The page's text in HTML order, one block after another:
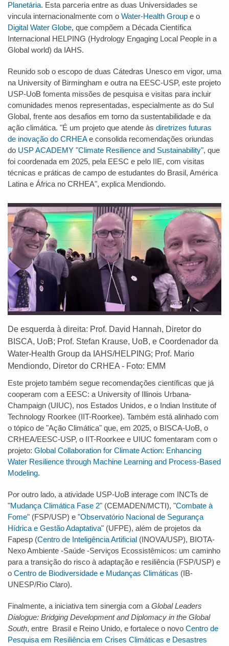
Planetária. Esta parceria entre as duas Universidades se
vincula internacionalmente com o Water-Health Group e o
Digital Water Globe, que compõem a Década Científica
Internacional HELPING (Hydrology Engaging Local People in a
Global world) da IAHS.
Reunido sob o escopo de duas Cátedras Unesco em vigor, uma
na University of Birmingham e outra na EESC-USP, este projeto
USP-UoB fomenta missões de pesquisa e visitas para incluir
comunidades menos representadas, especialmente as do Sul
Global, frente aos desafios em torno da sustentabilidade e da
ação climática. "É um projeto que atende às diretrizes futuras
de inovação do CRHEAe consolida recomendações oriundas
do USP ACADEMY "Climate Resilience and Sustainability", que
foi coordenada em 2025, pela EESC e pelo IIE, com visitas
técnicas e práticas de campo de estudantes do Brasil, América
Latina e África no CRHEA", explica Mendiondo.
De esquerda à direita: Prof. David Hannah, Diretor do
BISCA, UoB; Prof. Stefan Krause, UoB, e Coordenador da
Water-Health Group da IAHS/HELPING; Prof. Mario
Mendiondo, Diretor do CRHEA - Foto: EMM
Este projeto também segue recomendações científicas que já
cooperam com a EESC: a University of Illinois Urbana-
Champaign (UIUC), nos Estados Unidos, e o Indian Institute of
Technology Roorkee (IIT-Roorkee). Também está alinhado com
o tópico de "Ação Climática" que, em 2025, o BISCA-UoB, o
CRHEA/EESC-USP, o IIT-Roorkee e UIUC fomentaram com o
projeto: Global Collaboration for Climate Action: Enhancing
Water Resilience through Machine Learning and Process-Based
Modeling.
Por outro lado, a atividade USP-UoB interage com INCTs de
"Mudança Climática Fase 2" (CEMADEN/MCTI), "Combate à
Fome" (FSP/USP) e "Observatório Nacional de Segurança
Hídrica e Gestão Adaptativa" (UFPE), além de projetos da
Fapesp (Centro de Inteligência Artificial (INOVA/USP), BIOTA-
Nexo Ambiente -Saúde -Serviços Ecossistêmicos: um caminho
para a transição do risco à adaptação e resiliência (FSP/USP) e
o Centro de Biodiversidade e Mudanças Climáticas (IB-
UNESP/Rio Claro).
Finalmente, a iniciativa tem sinergia com a Global Leaders
Dialogue: Bridging Development and Diplomacy in the Global
South, entre Brasil e Reino Unido, e fortalece o novo Centro de
Pesquisa em Resiliência em Crises Climáticas e Desastres